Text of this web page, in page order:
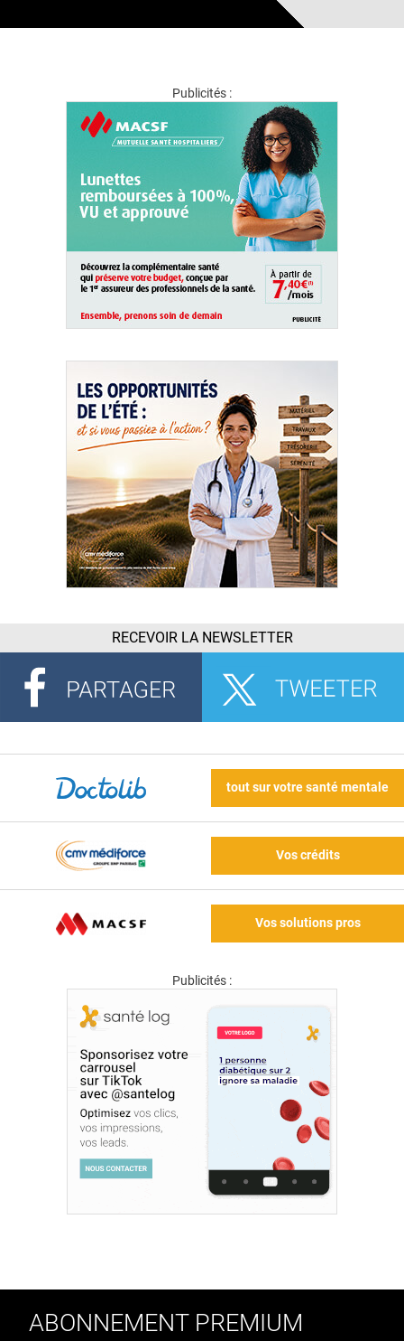
Publicités :
RECEVOIR LA NEWSLETTER
tout sur votre santé mentale
Vos crédits
Vos solutions pros
Publicités :
ABONNEMENT PREMIUM